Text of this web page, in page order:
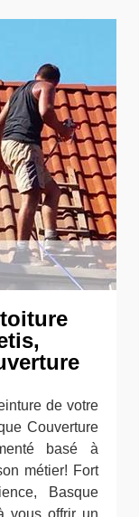
de votre
Couverture
basé à
métier! Fort
Basque
vous offrir un